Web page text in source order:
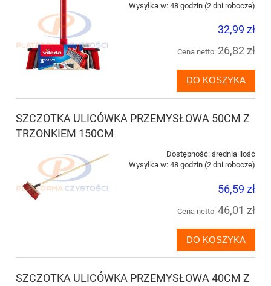
Wysyłka w: 48 godzin (2 dni robocze)
32,99 zł
Cena netto: 26,82 zł
DO KOSZYKA
SZCZOTKA ULICÓWKA PRZEMYSŁOWA 50CM Z
TRZONKIEM 150CM
Dostępność: średnia ilość
Wysyłka w: 48 godzin (2 dni robocze)
56,59 zł
Cena netto: 46,01 zł
DO KOSZYKA
SZCZOTKA ULICÓWKA PRZEMYSŁOWA 40CM Z